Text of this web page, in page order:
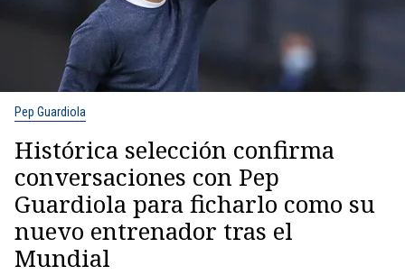
Pep Guardiola
Histórica selección confirma
conversaciones con Pep
Guardiola para ficharlo como su
nuevo entrenador tras el
Mundial